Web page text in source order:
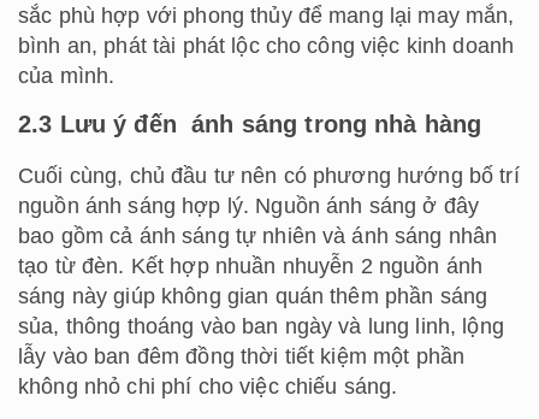
sắc phù hợp với phong thủy để mang lại may mắn,
bình an, phát tài phát lộc cho công việc kinh doanh
của mình.
2.3 Lưu ý đến ánh sáng trong nhà hàng
Cuối cùng, chủ đầu tư nên có phương hướng bố trí
nguồn ánh sáng hợp lý. Nguồn ánh sáng ở đây
bao gồm cả ánh sáng tự nhiên và ánh sáng nhân
tạo từ đèn. Kết hợp nhuần nhuyễn 2 nguồn ánh
sáng này giúp không gian quán thêm phần sáng
sủa, thông thoáng vào ban ngày và lung linh, lộng
lẫy vào ban đêm đồng thời tiết kiệm một phần
không nhỏ chi phí cho việc chiếu sáng.